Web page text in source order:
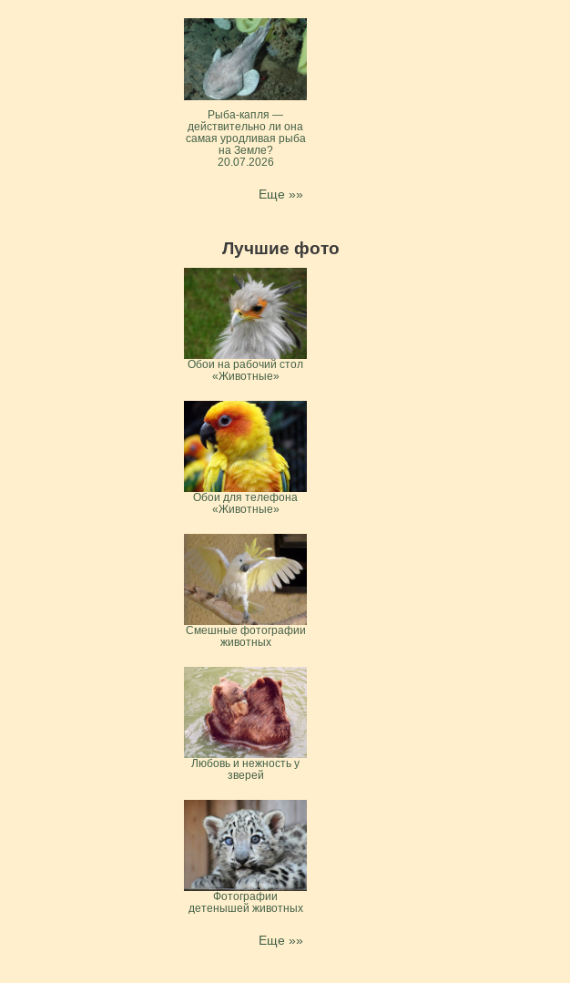
Рыба-капля —
действительно ли она
самая уродливая рыба
на Земле?
20.07.2026
Еще »»
Лучшие фото
Обои на рабочий стол
«Животные»
Обои для телефона
«Животные»
Смешные фотографии
животных
Любовь и нежность у
зверей
Фотографии
детенышей животных
Еще »»